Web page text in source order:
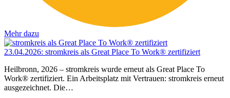
Mehr dazu
23.04.2026: stromkreis als Great Place To Work® zertifiziert
Heilbronn, 2026 – stromkreis wurde erneut als Great Place To
Work® zertifiziert. Ein Arbeitsplatz mit Vertrauen: stromkreis erneut
ausgezeichnet. Die…